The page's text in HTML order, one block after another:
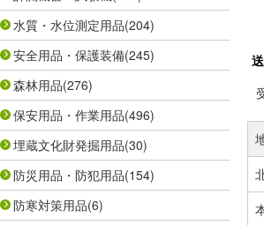
水質・水位測定用品(204)
安全用品・保護装備(245)
森林用品(276)
保安用品・作業用品(496)
埋蔵文化財発掘用品(30)
防災用品・防犯用品(154)
防寒対策用品(6)